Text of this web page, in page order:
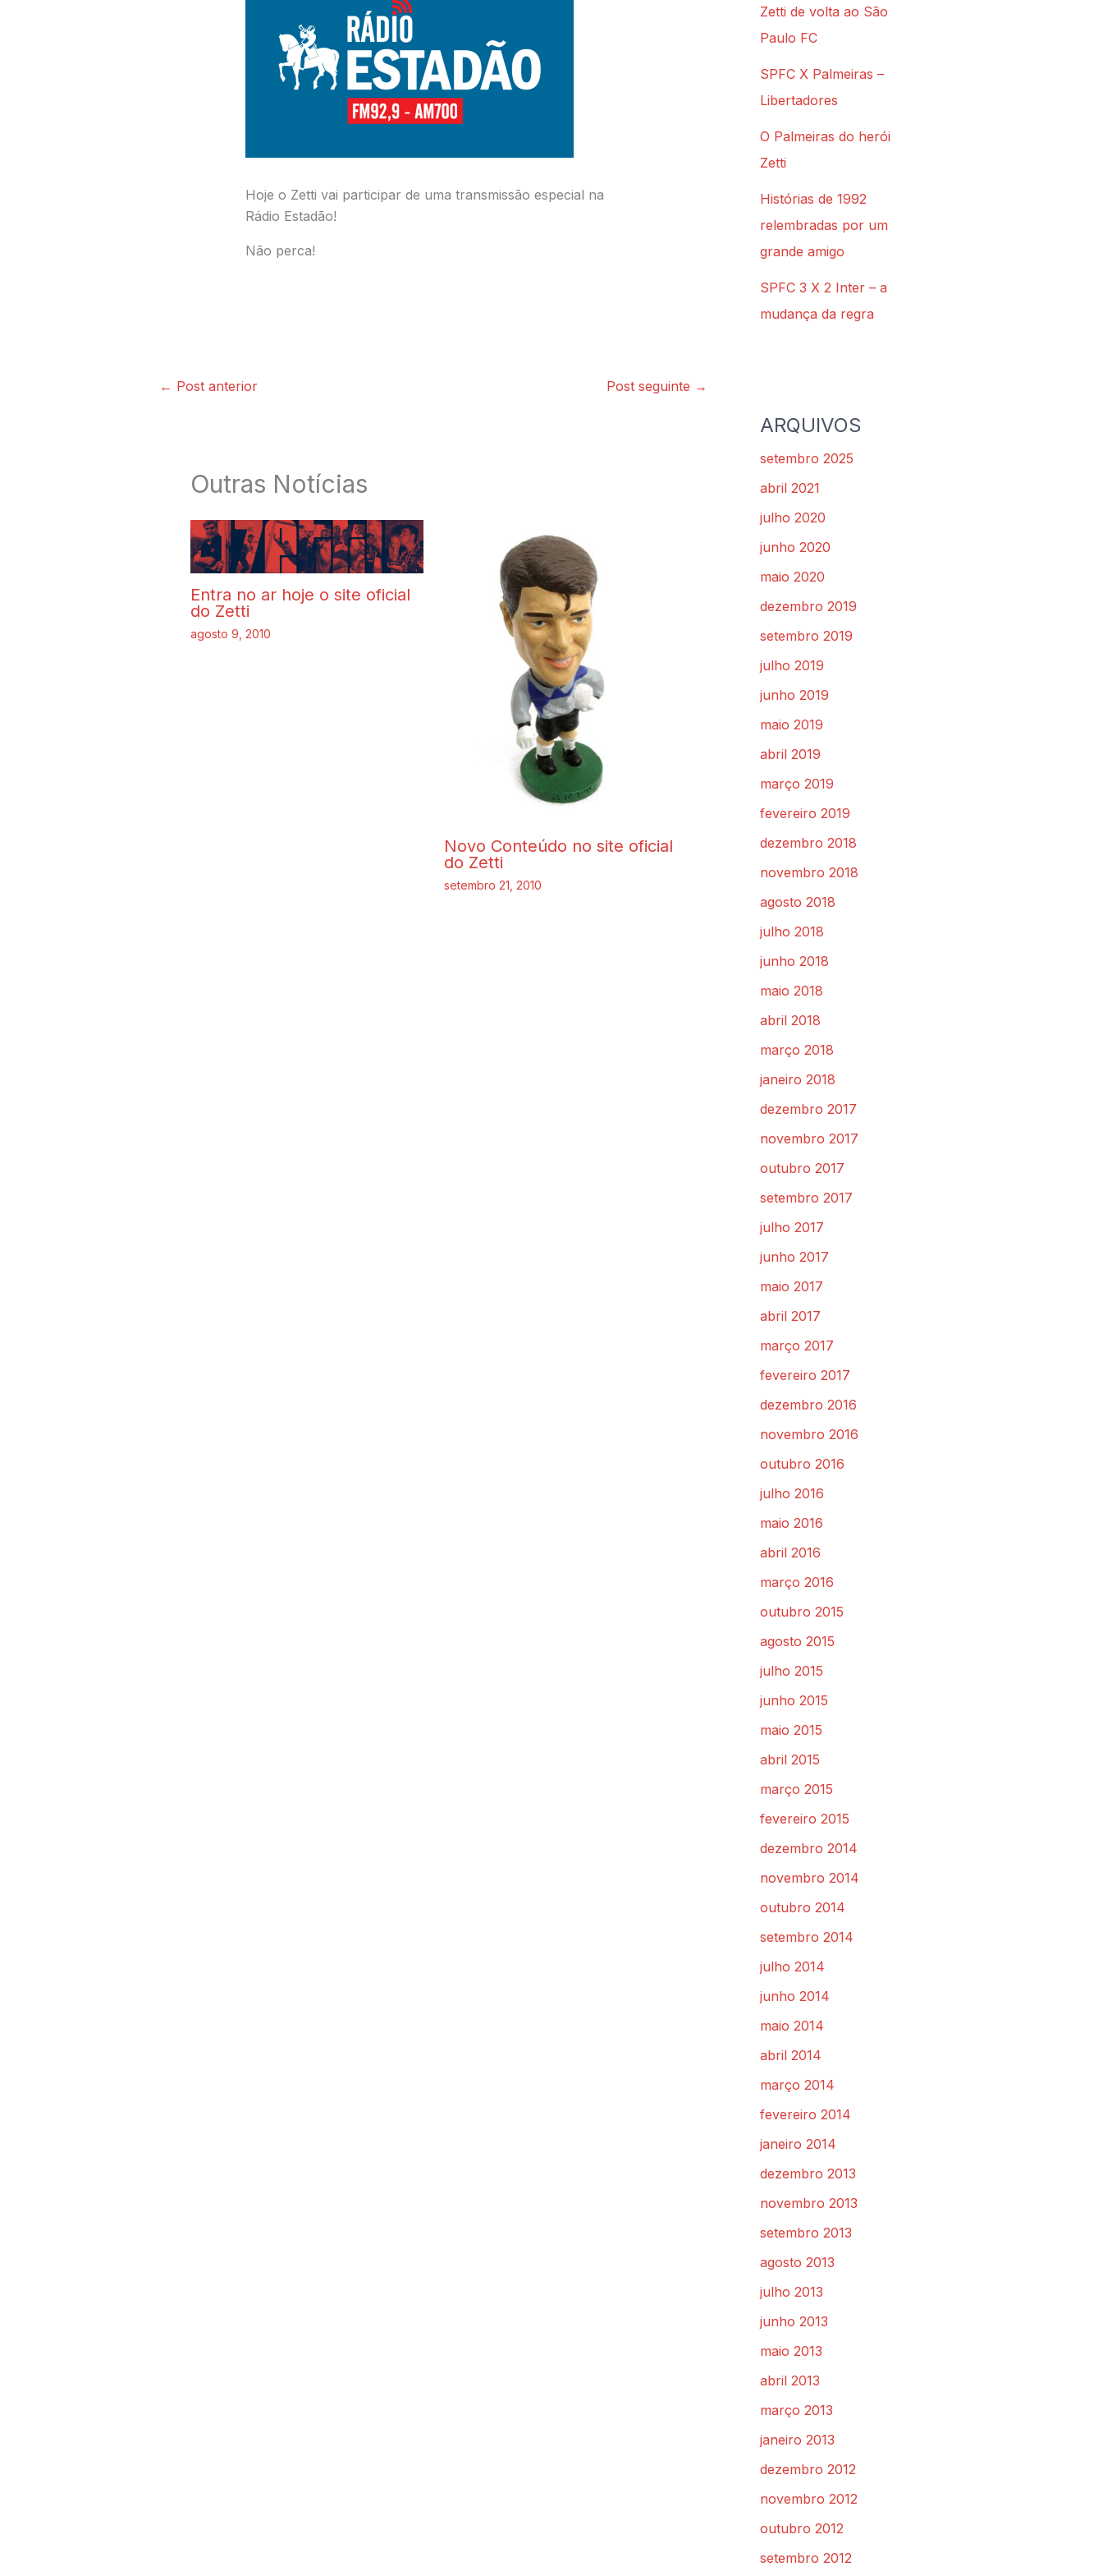
Hoje o Zetti vai participar de uma transmissão especial na
Rádio Estadão!
Não perca!
← Post anterior Post seguinte →
Outras Notícias
Entra no ar hoje o site oficial
do Zetti
agosto 9, 2010
Novo Conteúdo no site oficial
do Zetti
setembro 21, 2010
Zetti de volta ao São
Paulo FC
SPFC X Palmeiras –
Libertadores
O Palmeiras do herói
Zetti
Histórias de 1992
relembradas por um
grande amigo
SPFC 3 X 2 Inter – a
mudança da regra
ARQUIVOS
setembro 2025
abril 2021
julho 2020
junho 2020
maio 2020
dezembro 2019
setembro 2019
julho 2019
junho 2019
maio 2019
abril 2019
março 2019
fevereiro 2019
dezembro 2018
novembro 2018
agosto 2018
julho 2018
junho 2018
maio 2018
abril 2018
março 2018
janeiro 2018
dezembro 2017
novembro 2017
outubro 2017
setembro 2017
julho 2017
junho 2017
maio 2017
abril 2017
março 2017
fevereiro 2017
dezembro 2016
novembro 2016
outubro 2016
julho 2016
maio 2016
abril 2016
março 2016
outubro 2015
agosto 2015
julho 2015
junho 2015
maio 2015
abril 2015
março 2015
fevereiro 2015
dezembro 2014
novembro 2014
outubro 2014
setembro 2014
julho 2014
junho 2014
maio 2014
abril 2014
março 2014
fevereiro 2014
janeiro 2014
dezembro 2013
novembro 2013
setembro 2013
agosto 2013
julho 2013
junho 2013
maio 2013
abril 2013
março 2013
janeiro 2013
dezembro 2012
novembro 2012
outubro 2012
setembro 2012